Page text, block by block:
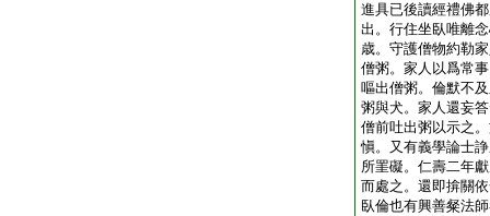
進具已後讀經禮佛
出。行住坐臥唯離
歳。守護僧物約勒
僧粥。家人以爲常
嘔出僧粥。倫默不
粥與犬。家人還妄
僧前吐出粥以示之
愼。又有義學論士
所罣礙。仁壽二年
而處之。還即揜關
臥倫也有興善粲法